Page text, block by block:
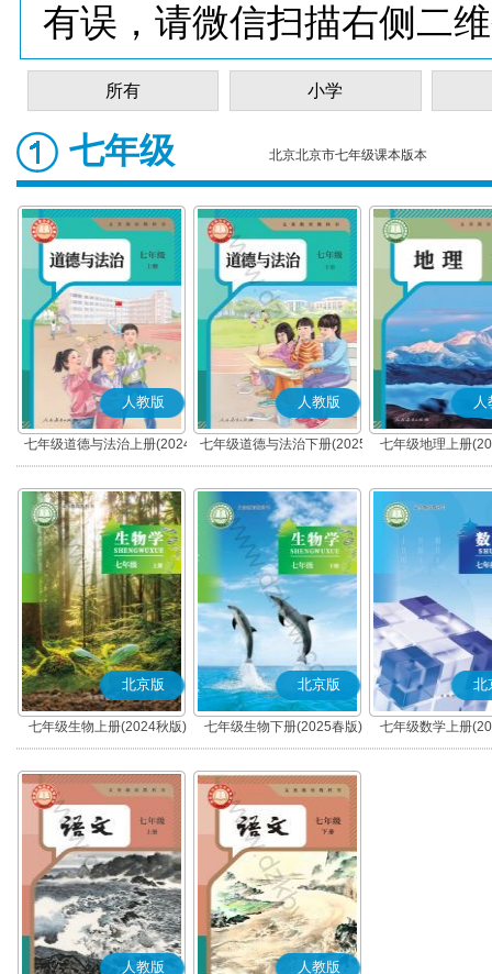
有误，请微信扫描右侧二
所有 小学
七年级 北京北京市七年级课本版本
人教版
七年级道德与法治上册(2024
秋版)(部编版)
人教版
七年级道德与法治下册(2025
春版)(部编版)
人
七年级地理上册
北京版
七年级生物上册(2024秋版)
北京版
七年级生物下册(2025春版)
北
七年级数学上册
人教版 人教版